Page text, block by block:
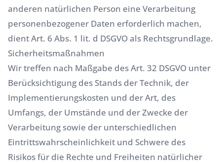
anderen natürlichen Person eine Verarbeitung
personenbezogener Daten erforderlich machen,
dient Art. 6 Abs. 1 lit. d DSGVO als Rechtsgrundlage.
Sicherheitsmaßnahmen
Wir treffen nach Maßgabe des Art. 32 DSGVO unter
Berücksichtigung des Stands der Technik, der
Implementierungskosten und der Art, des
Umfangs, der Umstände und der Zwecke der
Verarbeitung sowie der unterschiedlichen
Eintrittswahrscheinlichkeit und Schwere des
Risikos für die Rechte und Freiheiten natürlicher